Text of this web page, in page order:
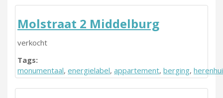
Molstraat 2 Middelburg
verkocht
Tags:
monumentaal, energielabel, appartement, berging,